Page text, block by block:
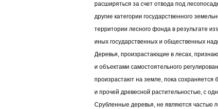
расширяться за счет отвода под
другие категории государственного
территории лесного фонда в результате
иных государственных и общественных
Деревья, произрастающие в лесах,
и объектами самостоятельного
произрастают на земле, пока сохраняется
и прочей древесной растительностью, с
Срубленные деревья, не являются частью